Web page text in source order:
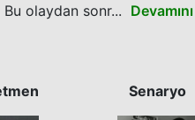
olaydan sonr...
Senaryo